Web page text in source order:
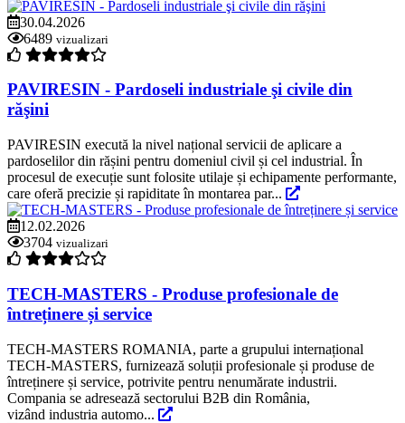
30.04.2026
6489 vizualizari
PAVIRESIN - Pardoseli industriale şi civile din
răşini
PAVIRESIN execută la nivel național servicii de aplicare a
pardoselilor din rășini pentru domeniul civil și cel industrial. În
procesul de execuție sunt folosite utilaje și echipamente performante,
care oferă precizie și rapiditate în montarea par...
12.02.2026
3704 vizualizari
TECH-MASTERS - Produse profesionale de
întreținere și service
TECH-MASTERS ROMANIA, parte a grupului internațional
TECH-MASTERS, furnizează soluții profesionale și produse de
întreținere și service, potrivite pentru nenumărate industrii.
Compania se adresează sectorului B2B din România,
vizând industria automo...